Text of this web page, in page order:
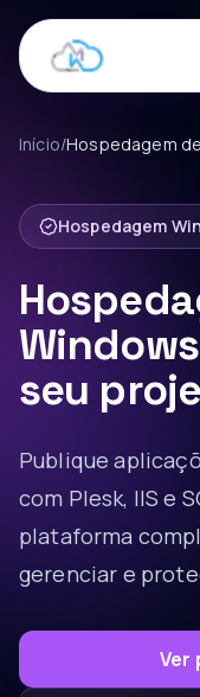
Início/Hospedagem
Hospedagem
seu
Publique
com Plesk, IIS e
plataforma
gerenciar e
Ver